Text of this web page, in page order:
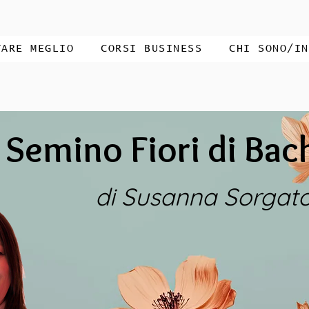
MEGLIO CORSI BUSINESS CHI SONO/
Semino Fiori di
di Susanna